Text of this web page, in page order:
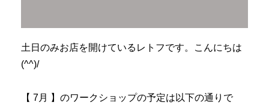
土日のみお店を開けているレトフです。こんにちは
(^^)/
【 7月 】 のワークショップの予定は以下の通りで